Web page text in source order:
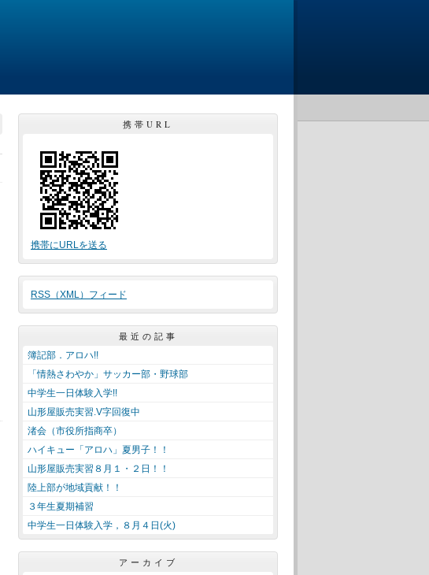
携帯URL
携帯にURLを送る
RSS（XML）フィード
最近の記事
簿記部．アロハ!!
「情熱さわやか」サッカー部・野球部
中学生一日体験入学!!
山形屋販売実習.V字回復中
渚会（市役所指商卒）
ハイキュー「アロハ」夏男子！！
山形屋販売実習８月１・２日！！
陸上部が地域貢献！！
３年生夏期補習
中学生一日体験入学，８月４日(火)
アーカイブ